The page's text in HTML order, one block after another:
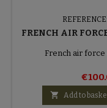
REFERENCE:
FRENCH AIR
French air force
 Add to